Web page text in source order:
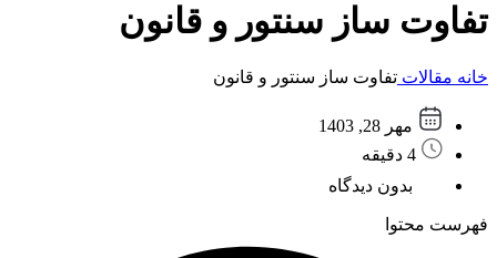
تفاوت ساز سنتور و قانون
خانه مقالات تفاوت ساز سنتور و قانون
مهر 28, 1403
4 دقیقه
بدون دیدگاه
فهرست محتوا